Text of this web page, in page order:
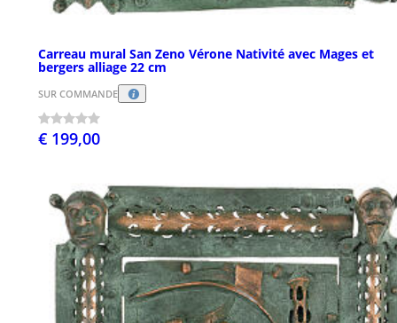
Carreau mural San Zeno Vérone Nativité avec Mages et
bergers alliage 22 cm
SUR COMMANDE
€ 199,00